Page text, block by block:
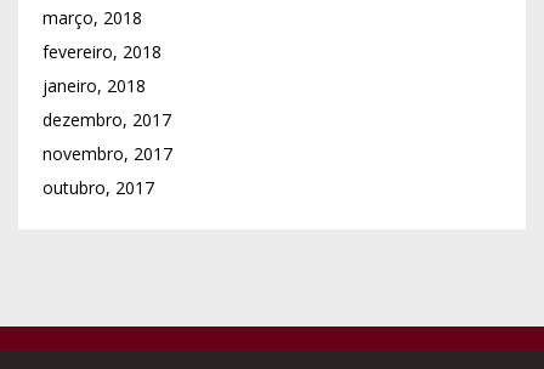
março, 2018
fevereiro, 2018
janeiro, 2018
dezembro, 2017
novembro, 2017
outubro, 2017